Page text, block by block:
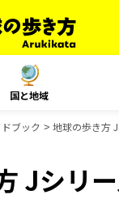
国と地域
ブック 地球の歩き方
Jシリ